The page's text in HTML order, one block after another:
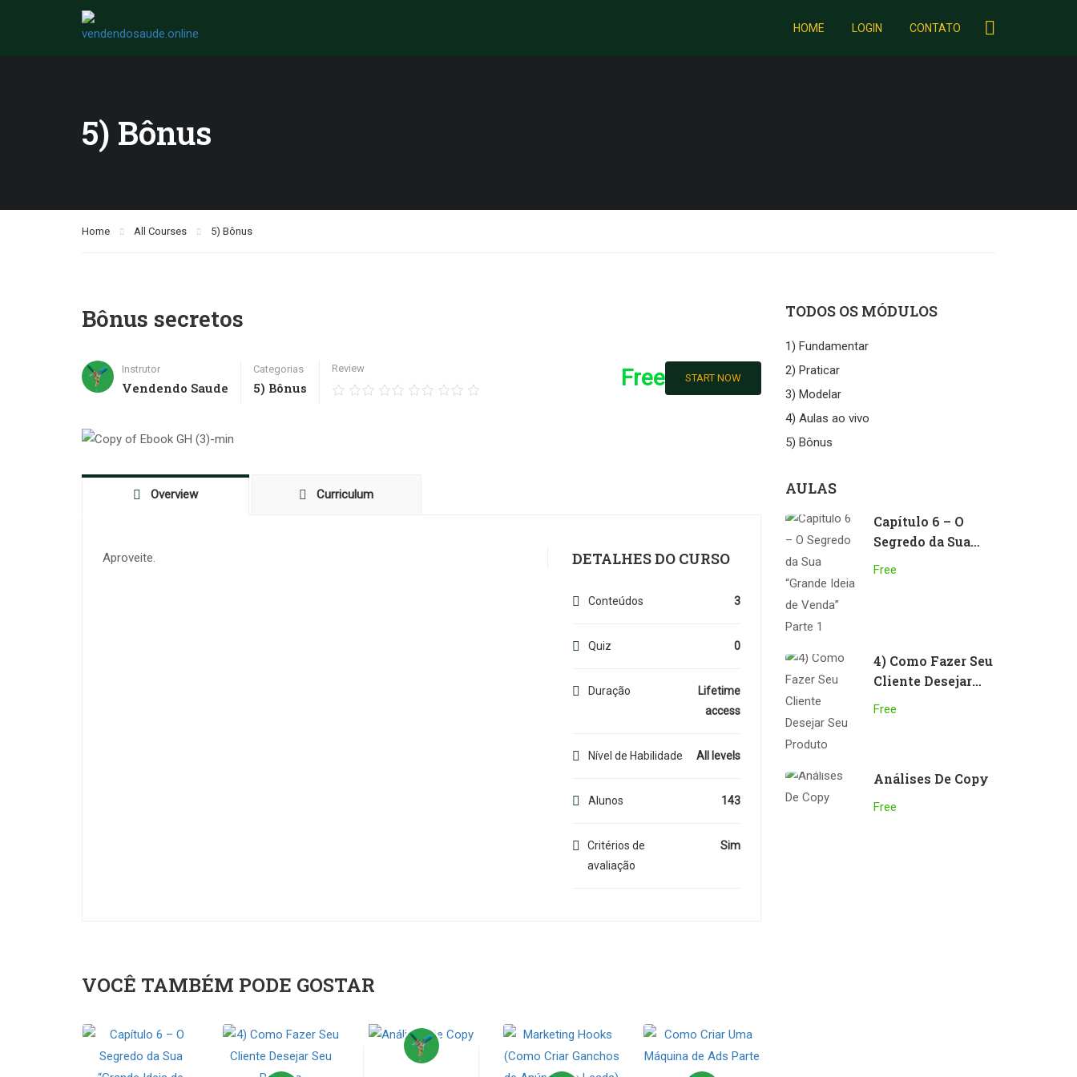
HOME LOGIN CONTATO
5) Bônus
Home All Courses 5) Bônus
Bônus secretos
Instrutor
Vendendo Saude
Categorias
5) Bônus
Review Free START NOW
Overview Curriculum
Aproveite. DETALHES DO CURSO
Conteúdos 3
Quiz 0
Duração
Lifetime
access
Nível de Habilidade All levels
Alunos 143
Critérios de
avaliação
Sim
VOCÊ TAMBÉM PODE GOSTAR
TODOS OS MÓDULOS
1) Fundamentar
2) Praticar
3) Modelar
4) Aulas ao vivo
5) Bônus
AULAS
Capítulo 6 – O
Segredo da Sua
“Grande Ideia de
Free
4) Como Fazer Seu
Cliente Desejar
Seu Produto
Free
Análises De Copy
Free